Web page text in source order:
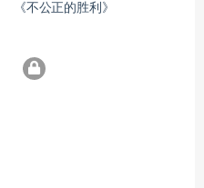
《不公正的胜利》